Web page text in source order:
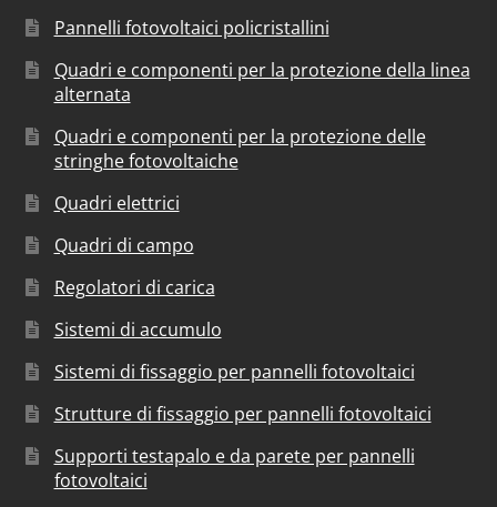
Pannelli fotovoltaici policristallini
Quadri e componenti per la protezione della linea
alternata
Quadri e componenti per la protezione delle
stringhe fotovoltaiche
Quadri elettrici
Quadri di campo
Regolatori di carica
Sistemi di accumulo
Sistemi di fissaggio per pannelli fotovoltaici
Strutture di fissaggio per pannelli fotovoltaici
Supporti testapalo e da parete per pannelli
fotovoltaici